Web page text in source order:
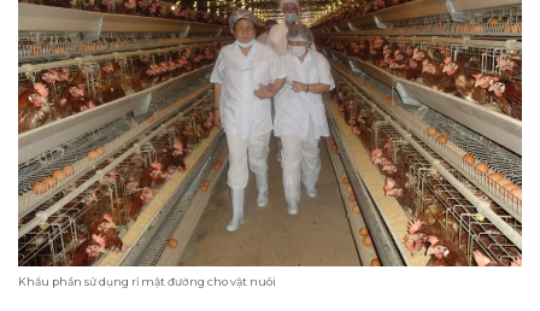
Khẩu phần sử dụng rỉ mật đường cho vật nuôi